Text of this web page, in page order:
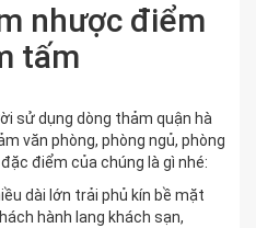
nhược điểm
tấm
sử dụng dòng thảm quận hà
văn phòng, phòng ngủ, phòng
điểm của chúng là gì nhé:
dài lớn trải phủ kín bề mặt
hành lang khách sạn,